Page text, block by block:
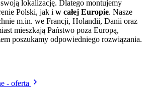
lokalizację. Dlatego montujemy
Polski, jak i w całej Europie. Nasze
m.in. we Francji, Holandii, Danii oraz
mieszkają Państwo poza Europą,
poszukamy odpowiedniego rozwiązania.
- oferta